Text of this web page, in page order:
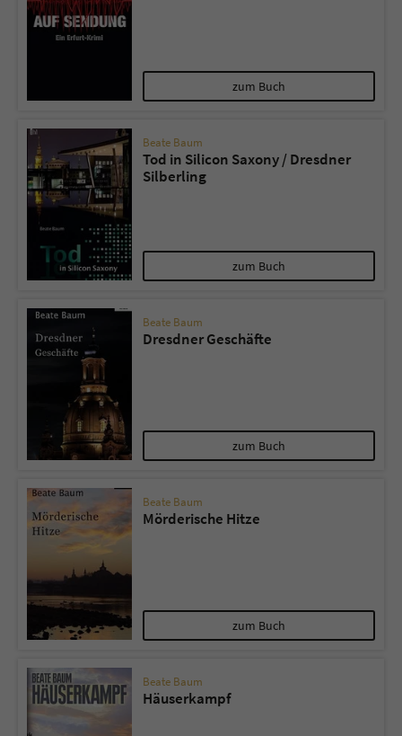
zum Buch
Beate Baum
Tod in Silicon Saxony / Dresdner
Silberling
zum Buch
Beate Baum
Dresdner Geschäfte
zum Buch
Beate Baum
Mörderische Hitze
zum Buch
Beate Baum
Häuserkampf